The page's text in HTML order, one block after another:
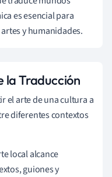
es esencial para
y humanidades.
la Traducción
el arte de una cultura a
diferentes contextos
local alcance
guiones y